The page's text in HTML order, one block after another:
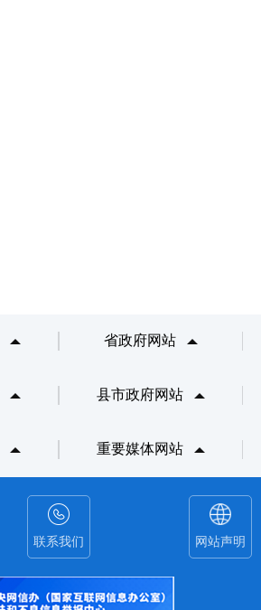
省政府网站
县市政府网站
重要媒体网站
联系我们 网站声明